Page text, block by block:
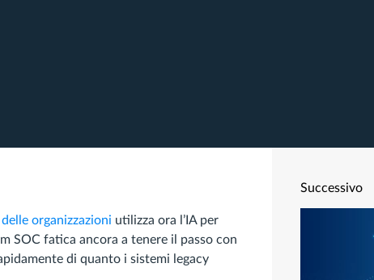
organizzazioni utilizza ora l’IA per
SOC fatica ancora a tenere il passo con
di quanto i sistemi legacy
Successivo